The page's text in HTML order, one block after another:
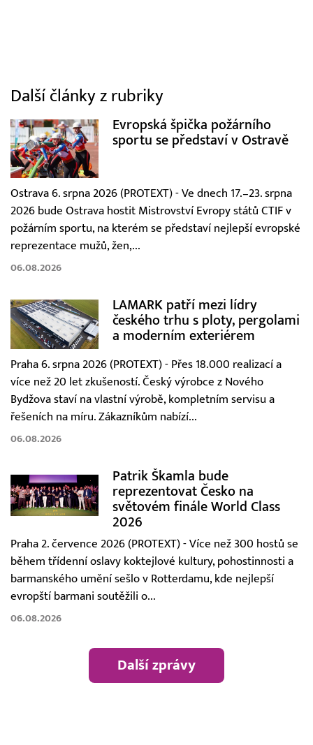
Další články z rubriky
Evropská špička požárního
sportu se představí v Ostravě
Ostrava 6. srpna 2026 (PROTEXT) - Ve dnech 17.–23. srpna
2026 bude Ostrava hostit Mistrovství Evropy států CTIF v
požárním sportu, na kterém se představí nejlepší evropské
reprezentace mužů, žen,...
06.08.2026
LAMARK patří mezi lídry
českého trhu s ploty, pergolami
a moderním exteriérem
Praha 6. srpna 2026 (PROTEXT) - Přes 18.000 realizací a
více než 20 let zkušeností. Český výrobce z Nového
Bydžova staví na vlastní výrobě, kompletním servisu a
řešeních na míru. Zákazníkům nabízí...
06.08.2026
Patrik Škamla bude
reprezentovat Česko na
světovém finále World Class
2026
Praha 2. července 2026 (PROTEXT) - Více než 300 hostů se
během třídenní oslavy koktejlové kultury, pohostinnosti a
barmanského umění sešlo v Rotterdamu, kde nejlepší
evropští barmani soutěžili o...
06.08.2026
Další zprávy